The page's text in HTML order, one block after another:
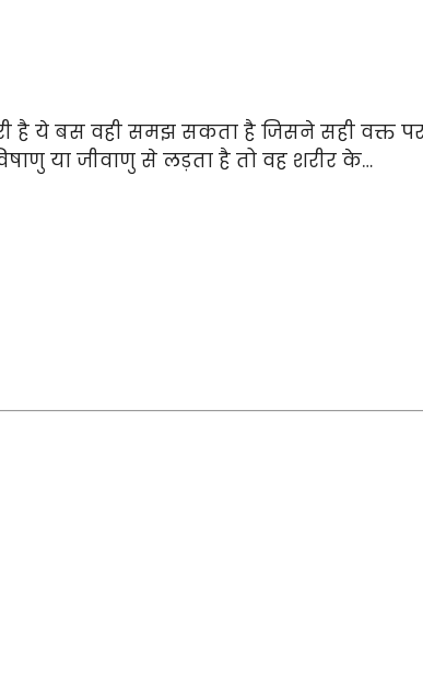
है ये बस वही समझ सकता है जिसने सही वक्त
या जीवाणु से लड़ता है तो वह शरीर के…